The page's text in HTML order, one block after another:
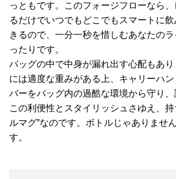
っともです。このフォージフローなら
るだけでいつでもどこでもスマートに
きるので、一分一秒を惜しむあなたの
ったりです。
バッグの中で中身が漏れ出す心配もあ
には適度な重みがある上、キャリーハ
バーをバッグ内の過酷な環境から守り、
この利便性とスタイリッシュさゆえ、
ルマグ”なのです。ボトルじゃありませ
す。